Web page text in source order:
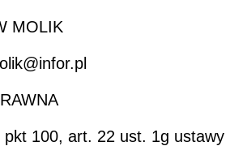
MOLIK
pkt 100, art. 22 ust. 1g ustawy